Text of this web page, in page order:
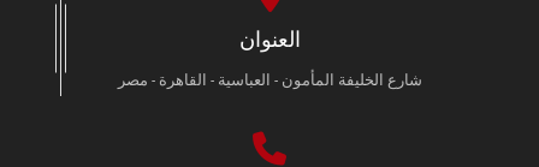
العنوان
شارع الخليفة المأمون - العباسية - القاهرة - مصر